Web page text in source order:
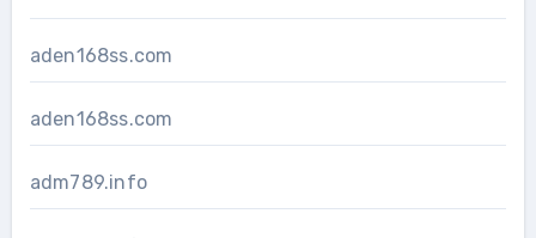
aden168ss.com
aden168ss.com
adm789.info